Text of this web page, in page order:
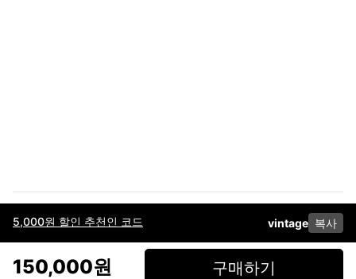
5,000원 할인 추천인 코드 vintage 복사
150,000원 구매하기
이용약관고객센터판매개인정보 처리방침사업자 정보다운로드
페이스북